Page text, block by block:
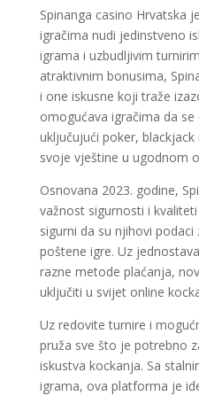
Spinanga casino Hrvatska
igračima nudi jedinstveno
igrama i uzbudljivim
atraktivnim bonusima,
i one iskusne koji traže
omogućava igračima da
uključujući poker,
svoje vještine u ugodnom
Osnovana 2023. godine,
važnost sigurnosti i
sigurni da su njihovi
poštene igre. Uz
razne metode plaćanja,
uključiti u svijet online
Uz redovite turnire i
pruža sve što je potrebno
iskustva kockanja. Sa
igrama, ova platforma je